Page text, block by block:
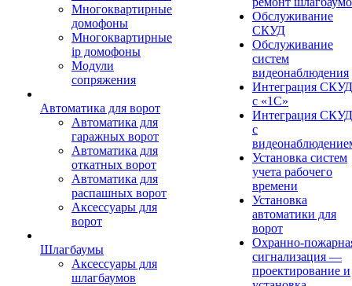
Многоквартирные
домофоны
Многоквартирные
ip домофоны
Модули
сопряжения
Автоматика для ворот
Автоматика для
гаражных ворот
Автоматика для
откатных ворот
Автоматика для
распашных ворот
Аксессуары для
ворот
Шлагбаумы
Аксессуары для
шлагбаумов
Обслуживание
СКУД
Обслуживание
систем
видеонаблюдения
Интеграция СКУД
с «1С»
Интеграция СКУД
с
Установка систем
учета рабочего
времени
Установка
автоматики для
ворот
Охранно-
сигнализация —
проектирование и